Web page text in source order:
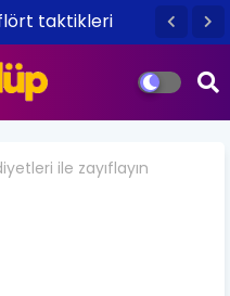
taktikleri
ile zayıflayın